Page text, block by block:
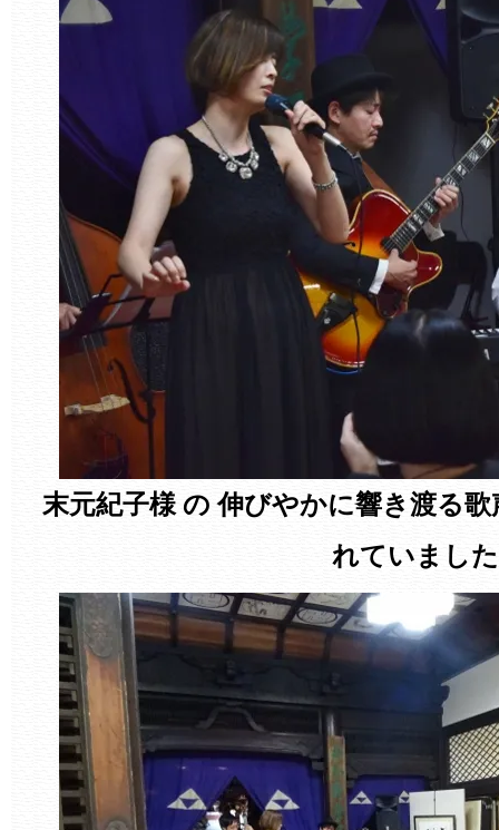
末元紀子様 の 伸びやかに響き渡る
れていました